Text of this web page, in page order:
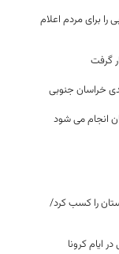
برای مردم اعلام
انجام می شود
را کسب کرد/
ایام کرونا